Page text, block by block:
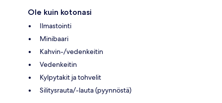
Ole kuin kotonasi
Ilmastointi
Minibaari
Kahvin-/vedenkeitin
Vedenkeitin
Kylpytakit ja tohvelit
Silitysrauta/-lauta (pyynnöstä)